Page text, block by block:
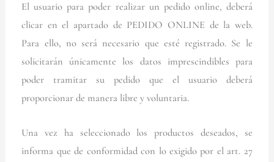
El usuario para poder realizar un pedido online, deberá
clicar en el apartado de PEDIDO ONLINE de la web.
Para ello, no será necesario que esté registrado. Se le
solicitarán únicamente los datos imprescindibles para
poder tramitar su pedido que el usuario deberá
proporcionar de manera libre y voluntaria.
Una vez ha seleccionado los productos deseados, se
informa que de conformidad con lo exigido por el art. 27